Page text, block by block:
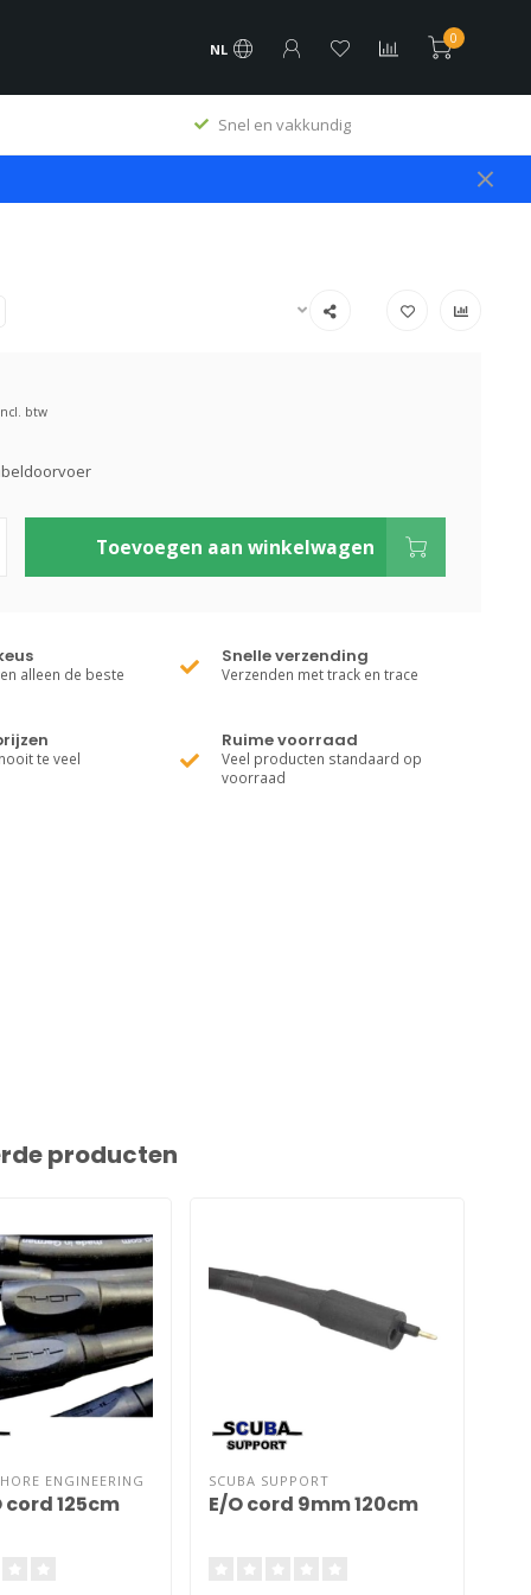
NL
0
Snel en vakkundig
btw
Toevoegen aan winkelwagen
alleen de beste
Snelle verzending
Verzenden met track en trace
te veel
Ruime voorraad
Veel producten standaard op
voorraad
producten
ENGINEERING
cord 125cm
SCUBA SUPPORT
E/O cord 9mm 120cm